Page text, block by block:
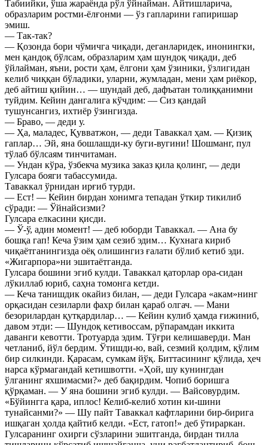
Табиийки, ўша жараёнда рўл ўйнайман. Айтишларича,
образларим ростми-ёлғонми — ўз гапларини гапиришар
эмиш.
— Так-так?
— Қозонда бори чўмичга чиқади, деганларидек, инонингки,
мен қандоқ бўлсам, образларим ҳам шундоқ чиқади, деб
ўйлайман, яъни, рости ҳам, ёлгони ҳам ўзиники, ўзлигидан
келиб чиққан бўладики, уларни, жумладан, мени ҳам риёкор,
деб айтиш қийин… — шундай деб, дафъатан толиққанимни
туйдим. Кейин дангалига кўчдим: — Сиз қандай
тушунсангиз, ихтиёр ўзингизда.
— Браво, — деди у.
— Ҳа, маладес, Қувватжон, — деди Таваккал ҳам. — Қизиқ
гаплар… Эй, яна бошлашди-ку буги-вугини! Шошманг, пул
тўлаб бўлсаям тинчитаман.
— Ундан кўра, ўзбекча музика заказ қила қолинг, — деди
Гулсара бояги табассумида.
Таваккал ўрнидан ирғиб турди.
— Ест! — Кейин бирдан хонимга тепадан ўткир тикилиб
сўради: — Ўйнайсизми?
Гулсара елкасини қисди.
— Ў-ў, адин момент! — деб юборди Таваккал. — Ана бу
бошқа гап! Кеча ўзим ҳам сезиб эдим… Кухнага кириб
чиқаётганингизда оёқ олишингиз ғалати бўлиб кетиб эди.
«Жигарпора»ни эшитаётганда.
Гулсара бошини эгиб кулди. Таваккал қаторлар ора-сидан
лўкиллаб юриб, саҳна томонга кетди.
— Кеча танишдик окайиз билан, — деди Гулсара «акам»нинг
орқасидан сезиларли фахр билан қараб олгач. — Мани
безорилардан қутқардилар… — Кейин кулиб ҳамда ғижиниб,
давом этди: — Шундоқ кетивоссам, рўпарамдан иккита
даванги кевотти. Тротуарда эдим. Тўғри келишаверди. Ман
четланиб, йўл бердим. Ўтишди-ю, вай, сезмий қолдим, қўлим
бир силкинди. Қарасам, сумкам йўқ. Биттасининг қўлида, ҳеч
нарса кўрмагандай кетишвотти. «Ҳой, шу кунингдан
ўлганинг яхшимасми?» деб бақирдим. Чопиб боришга
қўрқаман. — У яна бошини эгиб кулди. — Вайсовурдим.
«Бўйингга қара, иплос! Келиб-келиб хотин ки-шини
тунайсанми?» — Шу пайт Таваккал кафтларини бир-бирига
ишқаган ҳолда қайтиб келди. «Ест, гатоп!» деб ўтираркан.
Гулсаранинг охирги сўзларини эшитганда, бирдан тилла